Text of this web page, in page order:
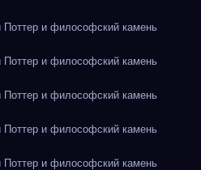
и философский камень
и философский камень
и философский камень
и философский камень
и философский камень